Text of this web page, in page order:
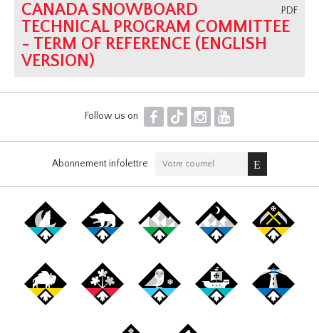
.PDF
CANADA SNOWBOARD
TECHNICAL PROGRAM COMMITTEE
- TERM OF REFERENCE (ENGLISH
VERSION)
Follow us on F T I Y
Abonnement infolettre